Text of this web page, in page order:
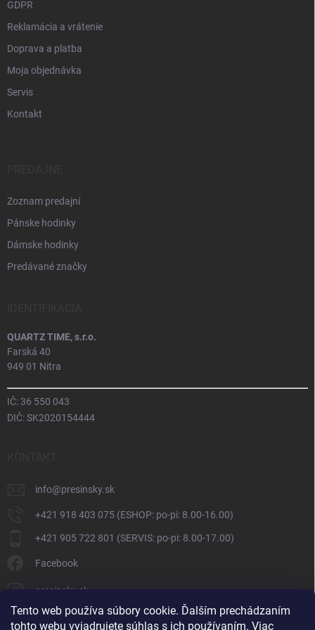
Tento web používa súbory cookie. Ďalším prechádzaním
tohto webu vyjadrujete súhlas s ich používaním. Viac
GDPR
Reklamácia a vrátenie
Doprava a platba
Moja objednávka
Servis
Kontakt
Zoznam predajní
Pánske hodinky
Dámske hodinky
Predávané značky
QUARTZ TIME, s.r.o.
Farská 40
949 01 Nitra
IČ: 36 550 043
DIČ: SK2020154444
info@presinsky.sk
+421 918 403 075 (ESHOP: po-pi: 8.00-16.00)
+421 905 722 801 (SERVIS: po-pi: 8.00-17.00)
Facebook
presinsky.sk